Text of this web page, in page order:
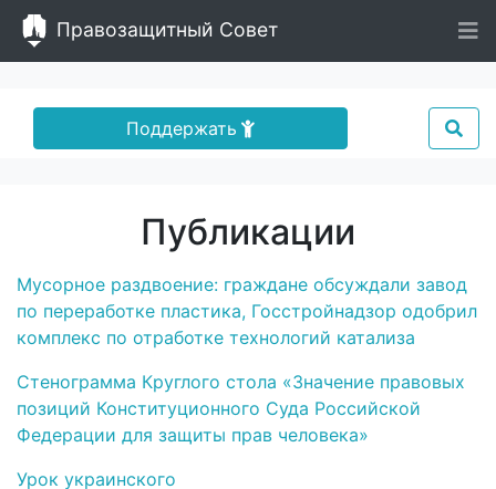
Правозащитный Совет
Поддержать
Публикации
Мусорное раздвоение: граждане обсуждали завод
по переработке пластика, Госстройнадзор одобрил
комплекс по отработке технологий катализа
Стенограмма Круглого стола «Значение правовых
позиций Конституционного Суда Российской
Федерации для защиты прав человека»
Урок украинского